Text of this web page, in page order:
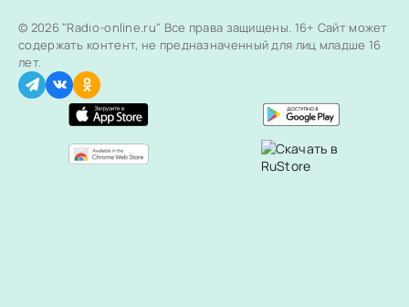
© 2026 "Radio-online.ru" Все права защищены. 16+ Сайт может
содержать контент, не предназначенный для лиц младше 16
лет.